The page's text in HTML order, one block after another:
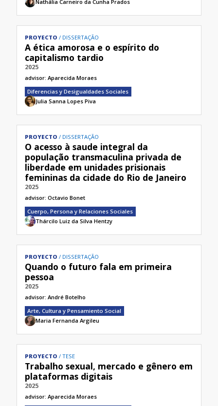
Nathália Carneiro da Cunha Prados
PROYECTO DISSERTAÇÃO
A ética amorosa e o espírito do
capitalismo tardio
2025
advisor: Aparecida Moraes
Diferencias y Desigualdades Sociales
Julia Sanna Lopes Piva
PROYECTO DISSERTAÇÃO
O acesso à saude integral da
população transmaculina privada de
liberdade em unidades prisionais
femininas da cidade do Rio de Janeiro
2025
advisor: Octavio Bonet
Cuerpo, Persona y Relaciones Sociales
Thárcilo Luiz da Silva Hentzy
PROYECTO DISSERTAÇÃO
Quando o futuro fala em primeira
pessoa
2025
advisor: André Botelho
Arte, Cultura y Pensamiento Social
Maria Fernanda Argileu
PROYECTO TESE
Trabalho sexual, mercado e gênero em
plataformas digitais
2025
advisor: Aparecida Moraes